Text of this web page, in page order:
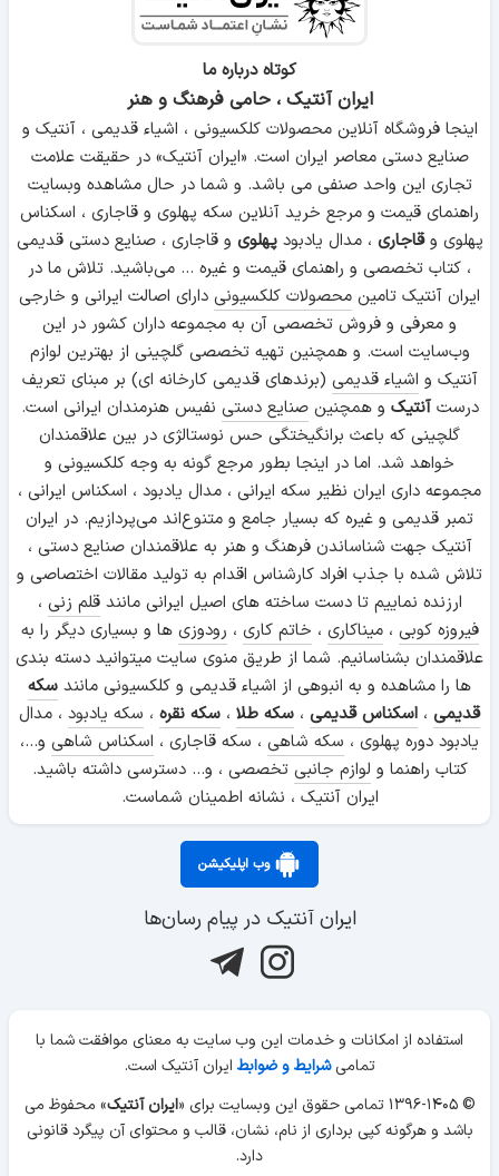
کوتاه درباره ما
ایران آنتیک ، حامی فرهنگ و هنر
اینجا فروشگاه آنلاین محصولات کلکسیونی ، اشیاء قدیمی ، آنتیک و
صنایع دستی معاصر ایران است. «ایران آنتیک» در حقیقت علامت
تجاری این واحد صنفی می باشد. و شما در حال مشاهده وبسایت
راهنمای قیمت و مرجع خرید آنلاین سکه پهلوی و قاجاری ، اسکناس
پهلوی وقاجاری ، مدال یادبودپهلوی و قاجاری ، صنایع دستی قدیمی
، کتاب تخصصی و راهنمای قیمت و غیره ... می‌باشید. تلاش ما در
ایران آنتیک تامین محصولات کلکسیونی دارای اصالت ایرانی و خارجی
و معرفی و فروش تخصصی آن به مجموعه داران کشور در این
وب‌سایت است. و همچنین تهیه تخصصی گلچینی از بهترین لوازم
آنتیک و اشیاء قدیمی (برندهای قدیمی کارخانه ای) بر مبنای تعریف
درستآنتیک و همچنینصنایع دستی نفیس هنرمندان ایرانی است.
گلچینی که باعث برانگیختگی حس نوستالژی در بین علاقمندان
خواهد شد. اما در اینجا بطور مرجع گونه به وجه کلکسیونی و
مجموعه داری ایران نظیر سکه ایرانی ، مدال یادبود ، اسکناس ایرانی ،
تمبر قدیمی و غیره که بسیار جامع و متنوع‌اند می‌پردازیم. در ایران
آنتیک جهت شناساندن فرهنگ و هنر به علاقمندان صنایع دستی ،
تلاش شده با جذب افراد کارشناس اقدام به تولید مقالات اختصاصی و
ارزنده نماییم تا دست ساخته های اصیل ایرانی مانندقلم زنی ،
فیروزه کوبی ،میناکاری ، خاتم کاری ، رودوزی ها و بسیاری دیگر را به
علاقمندان بشناسانیم. شما از طریق منوی سایت میتوانید دسته بندی
ها را مشاهده و به انبوهی از اشیاء قدیمی و کلکسیونی مانند سکه
قدیمی ، اسکناس قدیمی ، سکه طلا ، سکه نقره ، سکه یادبود ، مدال
یادبود دوره پهلوی ، سکه شاهی ، سکه قاجاری ، اسکناس شاهی و...،
کتاب راهنما و لوازم جانبی تخصصی ، و... دسترسی داشته باشید.
ایران آنتیک ، نشانه اطمینان شماست.
وب اپلیکیشن
ایران آنتیک در پیام رسان‌ها
استفاده از امکانات و خدمات این وب سایت به معنای موافقت شما با
تمامیشرایط و ضوابط ایران آنتیک است.
© ۱۳۹۶-۱۴۰۵ تمامی حقوق این وبسایت برای «
ایران آنتیک» محفوظ می
باشد و هرگونه کپی برداری از نام، نشان، قالب و محتوای آن پیگرد قانونی
دارد.